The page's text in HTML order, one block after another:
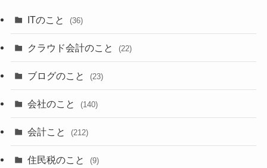
ITのこと (36)
クラウド会計のこと (22)
ブログのこと (23)
会社のこと (140)
会計こと (212)
住民税のこと (9)